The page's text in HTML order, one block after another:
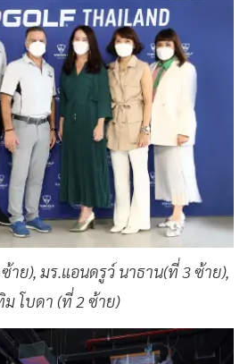
ย), มร.แอนดรูว์ นาธาน(ที่ 3 ซ้าย),
ม โบดา (ที่ 2 ซ้าย)